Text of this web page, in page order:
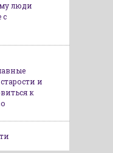
люди
с
и
к